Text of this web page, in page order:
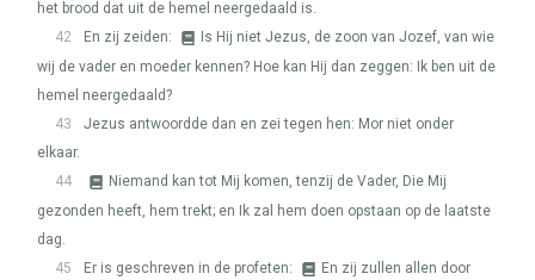
het brood dat uit de hemel neergedaald is.
42
En zij zeiden:
Is Hij niet Jezus, de zoon van Jozef, van wie
wij de vader en moeder kennen? Hoe kan Hij dan zeggen: Ik ben uit de
hemel neergedaald?
43
Jezus antwoordde dan en zei tegen hen: Mor niet onder
elkaar.
44
Niemand kan tot Mij komen, tenzij de Vader, Die Mij
gezonden heeft, hem trekt; en Ik zal hem doen opstaan op de laatste
dag.
45
Er is geschreven in de profeten:
En zij zullen allen door